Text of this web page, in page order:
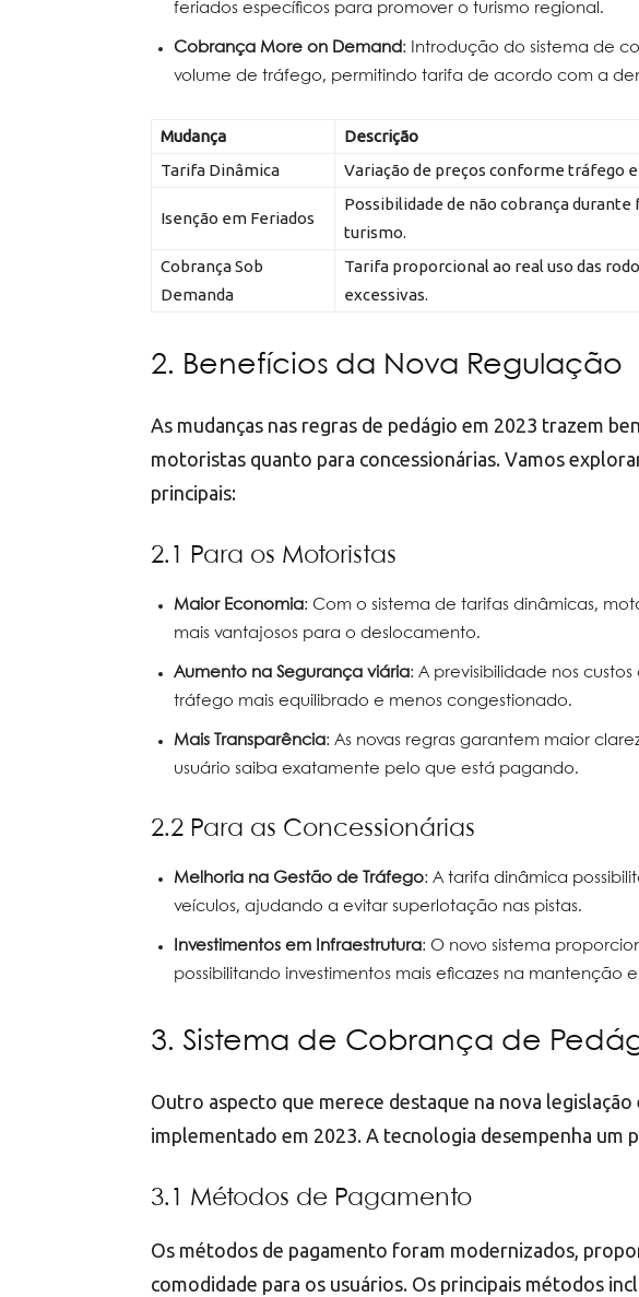
feriados específicos para promover o turismo regional.
Cobrança More on Demand : Introdução do sistema de
volume de tráfego, permitindo tarifa de acordo com a
Mudança
Descrição
Tarifa Dinâmica
Variação de preços conforme tráfego
Isenção em Feriados
Possibilidade de não cobrança
turismo.
Cobrança Sob
Demanda
Tarifa proporcional ao real uso das
excessivas.
2. Benefícios da Nova Regulação
As mudanças nas regras de pedágio em 2023 trazem
motoristas quanto para concessionárias. Vamos
principais:
2.1 Para os Motoristas
Maior Economia: Com o sistema de tarifas dinâmicas,
mais vantajosos para o deslocamento.
Aumento na Segurança viária: A previsibilidade nos
tráfego mais equilibrado e menos congestionado.
Mais Transparência: As novas regras garantem maior
usuário saiba exatamente pelo que está pagando.
2.2 Para as Concessionárias
Melhoria na Gestão de Tráfego: A tarifa dinâmica
veículos, ajudando a evitar superlotação nas pistas.
Investimentos em Infraestrutura: O novo sistema
possibilitando investimentos mais eficazes na mantenção
3. Sistema de Cobrança de
Outro aspecto que merece destaque na nova legislação
implementado em 2023. A tecnologia desempenha um
3.1 Métodos de Pagamento
Os métodos de pagamento foram modernizados,
comodidade para os usuários. Os principais métodos